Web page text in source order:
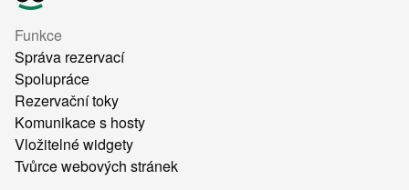
Funkce
Správa rezervací
Spolupráce
Rezervační toky
Komunikace s hosty
Vložitelné widgety
Tvůrce webových stránek